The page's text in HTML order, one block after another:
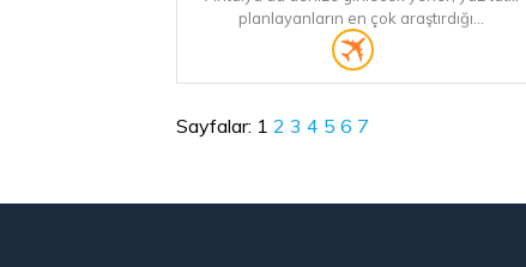
planlayanların en çok araştırdığı...
Sayfalar: 1 2 3 4 5 6 7